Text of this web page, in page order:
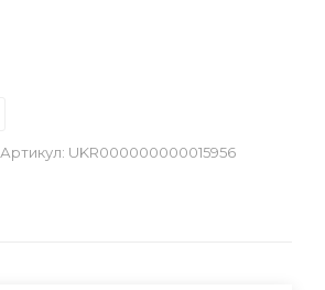
Артикул: UKR000000000015956